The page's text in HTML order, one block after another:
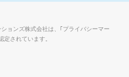
ョンズ株式会社は、｢プライバシーマー
定されています。